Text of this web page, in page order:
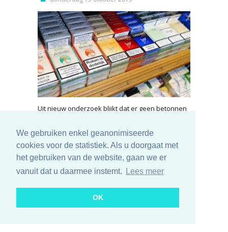
We gebruiken enkel geanonimiseerde
cookies voor de statistiek. Als u doorgaat met
het gebruiken van de website, gaan we er
vanuit dat u daarmee instemt.
Lees meer
OK
Uit nieuw onderzoek blijkt dat er geen betonnen
Dit bewijst dat eerdere aannames over verstokte
rokers die de peuk nooit uit zullen drukken, niet
kloppen. Een bewijs dat het in blijven voeren van
antirookmaatregelen zin heeft.
lees meer...